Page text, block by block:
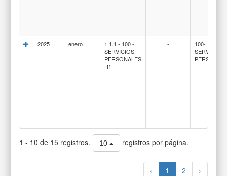
2025 enero
1.1.1 - 100 -
SERVICIOS
PERSONALES
R1
-
100-
SERVICIOS
1 - 10 de 15 registros. 10 registros por página.
‹ 1 2 ›